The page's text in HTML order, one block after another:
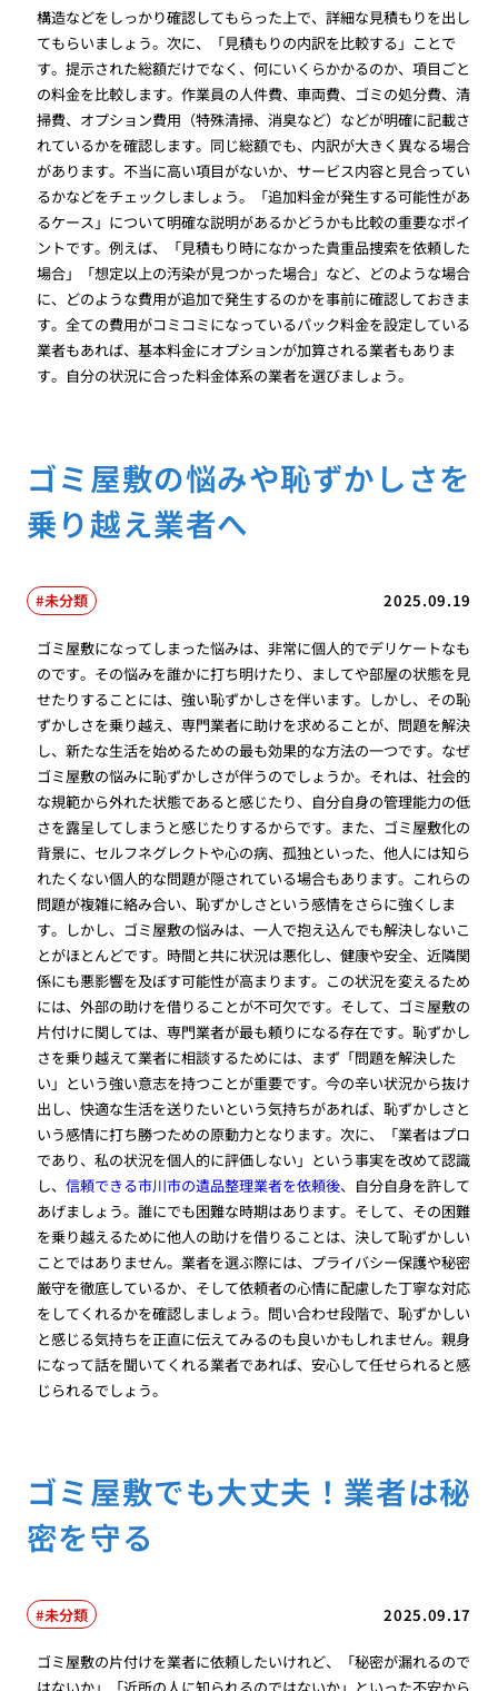
構造などをしっかり確認してもらった上で、詳細な見積もりを出し
てもらいましょう。次に、「見積もりの内訳を比較する」ことで
す。提示された総額だけでなく、何にいくらかかるのか、項目ごと
の料金を比較します。作業員の人件費、車両費、ゴミの処分費、清
掃費、オプション費用（特殊清掃、消臭など）などが明確に記載さ
れているかを確認します。同じ総額でも、内訳が大きく異なる場合
があります。不当に高い項目がないか、サービス内容と見合ってい
るかなどをチェックしましょう。「追加料金が発生する可能性があ
るケース」について明確な説明があるかどうかも比較の重要なポイ
ントです。例えば、「見積もり時になかった貴重品捜索を依頼した
場合」「想定以上の汚染が見つかった場合」など、どのような場合
に、どのような費用が追加で発生するのかを事前に確認しておきま
す。全ての費用がコミコミになっているパック料金を設定している
業者もあれば、基本料金にオプションが加算される業者もありま
す。自分の状況に合った料金体系の業者を選びましょう。
ゴミ屋敷の悩みや恥ずかしさを
乗り越え業者へ
2025.09.19
未分類
ゴミ屋敷になってしまった悩みは、非常に個人的でデリケートなも
のです。その悩みを誰かに打ち明けたり、ましてや部屋の状態を見
せたりすることには、強い恥ずかしさを伴います。しかし、その恥
ずかしさを乗り越え、専門業者に助けを求めることが、問題を解決
し、新たな生活を始めるための最も効果的な方法の一つです。なぜ
ゴミ屋敷の悩みに恥ずかしさが伴うのでしょうか。それは、社会的
な規範から外れた状態であると感じたり、自分自身の管理能力の低
さを露呈してしまうと感じたりするからです。また、ゴミ屋敷化の
背景に、セルフネグレクトや心の病、孤独といった、他人には知ら
れたくない個人的な問題が隠されている場合もあります。これらの
問題が複雑に絡み合い、恥ずかしさという感情をさらに強くしま
す。しかし、ゴミ屋敷の悩みは、一人で抱え込んでも解決しないこ
とがほとんどです。時間と共に状況は悪化し、健康や安全、近隣関
係にも悪影響を及ぼす可能性が高まります。この状況を変えるため
には、外部の助けを借りることが不可欠です。そして、ゴミ屋敷の
片付けに関しては、専門業者が最も頼りになる存在です。恥ずかし
さを乗り越えて業者に相談するためには、まず「問題を解決した
い」という強い意志を持つことが重要です。今の辛い状況から抜け
出し、快適な生活を送りたいという気持ちがあれば、恥ずかしさと
いう感情に打ち勝つための原動力となります。次に、「業者はプロ
であり、私の状況を個人的に評価しない」という事実を改めて認識
し、信頼できる市川市の遺品整理業者を依頼後、 自分自身を許して
あげましょう。誰にでも困難な時期はあります。そして、その困難
を乗り越えるために他人の助けを借りることは、決して恥ずかしい
ことではありません。業者を選ぶ際には、プライバシー保護や秘密
厳守を徹底しているか、そして依頼者の心情に配慮した丁寧な対応
をしてくれるかを確認しましょう。問い合わせ段階で、恥ずかしい
と感じる気持ちを正直に伝えてみるのも良いかもしれません。親身
になって話を聞いてくれる業者であれば、安心して任せられると感
じられるでしょう。
ゴミ屋敷でも大丈夫！業者は秘
密を守る
2025.09.17
未分類
ゴミ屋敷の片付けを業者に依頼したいけれど、「秘密が漏れるので